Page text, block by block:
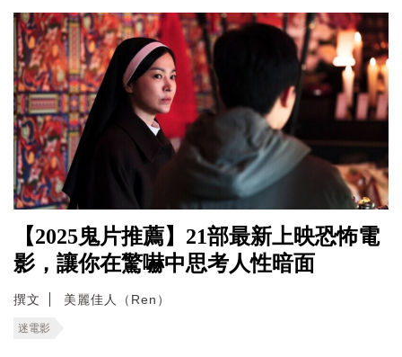
【2025鬼片推薦】21部最新上映恐怖電
影，讓你在驚嚇中思考人性暗面
撰文 美麗佳人（Ren）
迷電影